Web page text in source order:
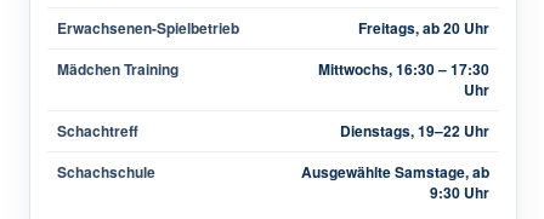
Erwachsenen-Spielbetrieb
Freitags, ab 20 Uhr
Mädchen Training
Mittwochs, 16:30 – 17:30
Uhr
Schachtreff
Dienstags, 19–22 Uhr
Schachschule
Ausgewählte Samstage, ab
9:30 Uhr